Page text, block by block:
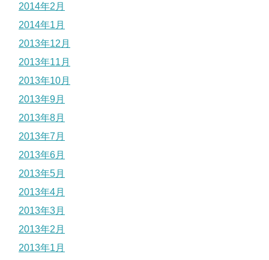
2014年2月
2014年1月
2013年12月
2013年11月
2013年10月
2013年9月
2013年8月
2013年7月
2013年6月
2013年5月
2013年4月
2013年3月
2013年2月
2013年1月